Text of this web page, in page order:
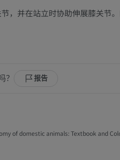
，并在站立时协助伸展膝关节
？ 报告
of domestic animals: Textbook and